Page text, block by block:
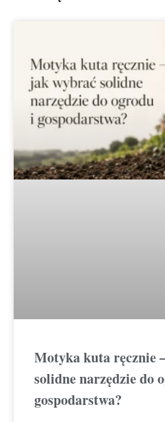
Motyka kuta ręcznie
solidne narzędzie do
gospodarstwa?